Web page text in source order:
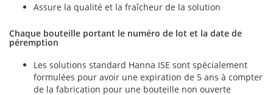
Assure la qualité et la fraîcheur de la solution
Chaque bouteille portant le numéro de lot et la date de
péremption
Les solutions standard Hanna ISE sont spécialement
formulées pour avoir une expiration de 5 ans à compter
de la fabrication pour une bouteille non ouverte